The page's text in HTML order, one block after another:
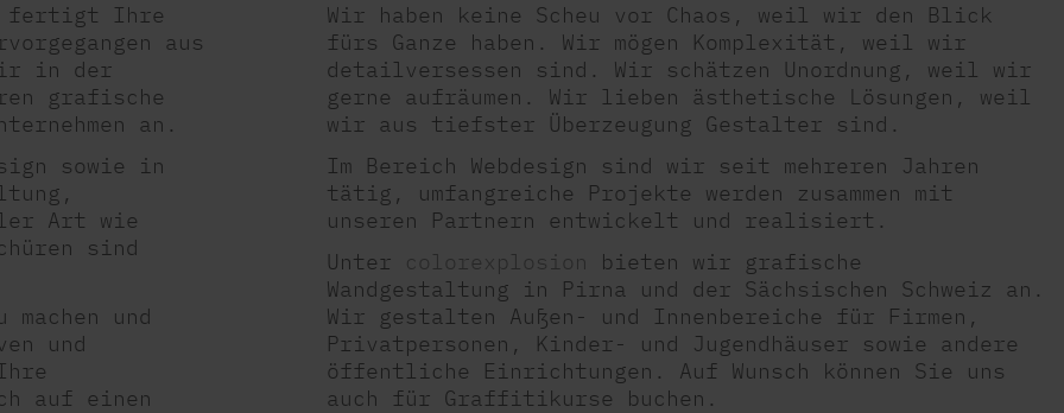
fertigt Ihre
aus
in der
grafische
an.
sowie in
Art wie
sind
und
und
auf einen
Wir haben keine Scheu vor Chaos, weil wir den Blick
fürs Ganze haben. Wir mögen Komplexität, weil wir
detailversessen sind. Wir schätzen Unordnung, weil wir
gerne aufräumen. Wir lieben ästhetische Lösungen, weil
wir aus tiefster Überzeugung Gestalter sind.
Im Bereich Webdesign sind wir seit mehreren Jahren
tätig, umfangreiche Projekte werden zusammen mit
unseren Partnern entwickelt und realisiert.
Unter
colorexplosion bieten wir grafische
Wandgestaltung in Pirna und der Sächsischen Schweiz an.
Wir gestalten Außen- und Innenbereiche für Firmen,
Privatpersonen, Kinder- und Jugendhäuser sowie andere
öffentliche Einrichtungen. Auf Wunsch können Sie uns
auch für Graffitikurse buchen.